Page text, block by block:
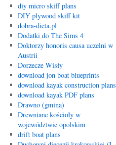
diy micro skiff plans
DIY plywood skiff kit
dobra-dieta.pl
Dodatki do The Sims 4
Doktorzy honoris causa uczelni w
Austrii
Dorzecze Wisły
download jon boat blueprints
download kayak construction plans
download kayak PDF plans
Drawno (gmina)
Drewniane kościoły w
województwie opolskim
drift boat plans